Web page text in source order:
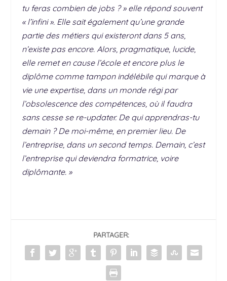
tu feras combien de jobs ? » elle répond souvent
« l’infini ». Elle sait également qu’une grande
partie des métiers qui existeront dans 5 ans,
n’existe pas encore. Alors, pragmatique, lucide,
elle remet en cause l’école et encore plus le
diplôme comme tampon indélébile qui marque à
vie une expertise, dans un monde régi par
l’obsolescence des compétences, où il faudra
sans cesse se re-updater. De qui apprendras-tu
demain ? De moi-même, en premier lieu. De
l’entreprise, dans un second temps. Demain, c’est
l’entreprise qui deviendra formatrice, voire
diplômante. »
PARTAGER: